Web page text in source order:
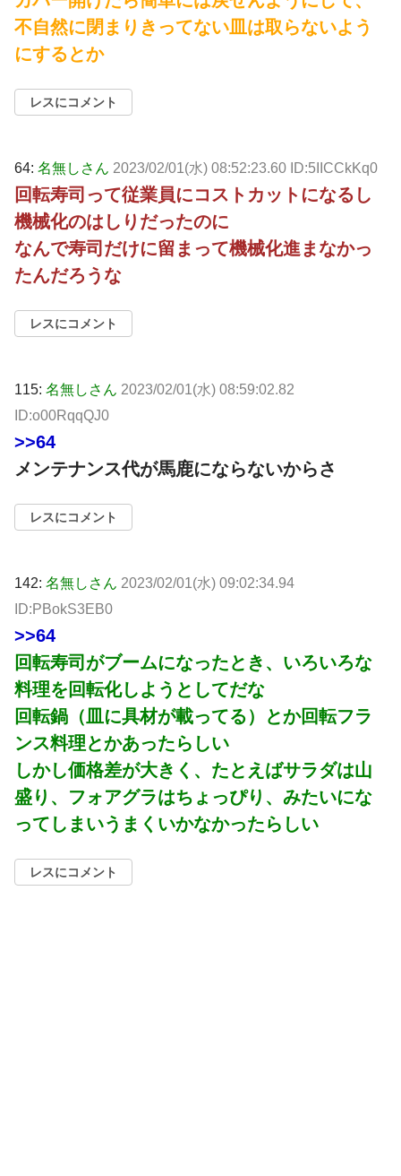
不自然に閉まりきってない皿は取らないよう
にするとか
レスにコメント
64: 名無しさん 2023/02/01(水) 08:52:23.60 ID:5IICCkKq0
回転寿司って従業員にコストカットになるし
機械化のはしりだったのに
なんで寿司だけに留まって機械化進まなかっ
たんだろうな
レスにコメント
115: 名無しさん 2023/02/01(水) 08:59:02.82
ID:o00RqqQJ0
>>64
メンテナンス代が馬鹿にならないからさ
レスにコメント
142: 名無しさん 2023/02/01(水) 09:02:34.94
ID:PBokS3EB0
>>64
回転寿司がブームになったとき、いろいろな
料理を回転化しようとしてだな
回転鍋（皿に具材が載ってる）とか回転フラ
ンス料理とかあったらしい
しかし価格差が大きく、たとえばサラダは山
盛り、フォアグラはちょっぴり、みたいにな
ってしまいうまくいかなかったらしい
レスにコメント